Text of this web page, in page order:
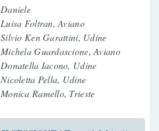
Daniele
Luisa Foltran, Aviano
Silvio Ken Garattini, Udine
Michela Guardascione, Aviano
Donatella Iacono, Udine
Nicoletta Pella, Udine
Monica Ramello, Trieste